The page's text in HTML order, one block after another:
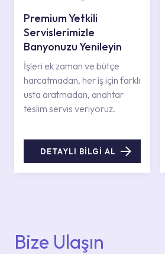
Premium Yetkili
Servislerimizle
Banyonuzu Yenileyin
İşleri ek zaman ve bütçe
harcatmadan, her iş için farklı
usta aratmadan, anahtar
teslim servis veriyoruz.
DETAYLI BİLGİ AL
Bize Ulaşın